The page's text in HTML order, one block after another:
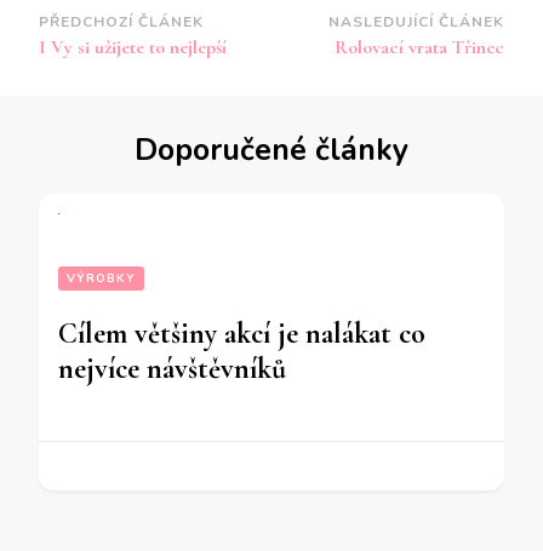
Navigace
příspěvku
PŘEDCHOZÍ ČLÁNEK
I Vy si užijete to nejlepší
NASLEDUJÍCÍ ČLÁNEK
Rolovací vrata Třinec
Doporučené články
VÝROBKY
Cílem většiny akcí je nalákat co
nejvíce návštěvníků